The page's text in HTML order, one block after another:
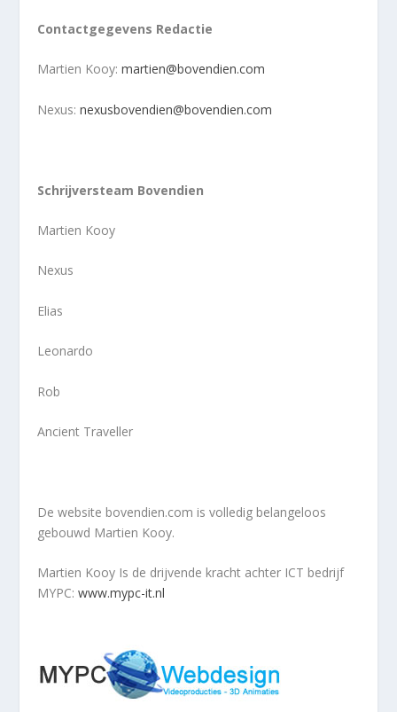
Contactgegevens Redactie
Martien Kooy:martien@bovendien.com
Nexus:nexusbovendien@bovendien.com
Schrijversteam Bovendien
Martien Kooy
Nexus
Elias
Leonardo
Rob
Ancient Traveller
De website bovendien.com is volledig belangeloos
gebouwd Martien Kooy.
Martien Kooy Is de drijvende kracht achter ICT bedrijf
MYPC:www.mypc-it.nl